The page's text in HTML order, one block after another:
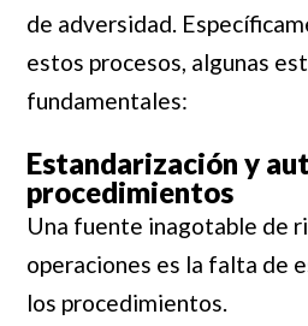
de adversidad.
estos procesos, algunas
fundamentales:
Estandarización y
procedimientos
Una fuente inagotable de
operaciones es la falta de
los procedimientos.